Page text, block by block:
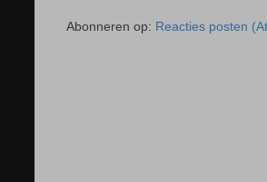
Abonneren op: Reacties posten